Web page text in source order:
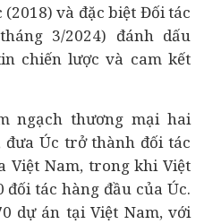
và đặc biệt Đối tác
3/2024) đánh dấu
chiến lược và cam kết
ngạch thương mại hai
đưa Úc trở thành đối tác
Việt Nam, trong khi Việt
tác hàng đầu của Úc.
dự án tại Việt Nam, với